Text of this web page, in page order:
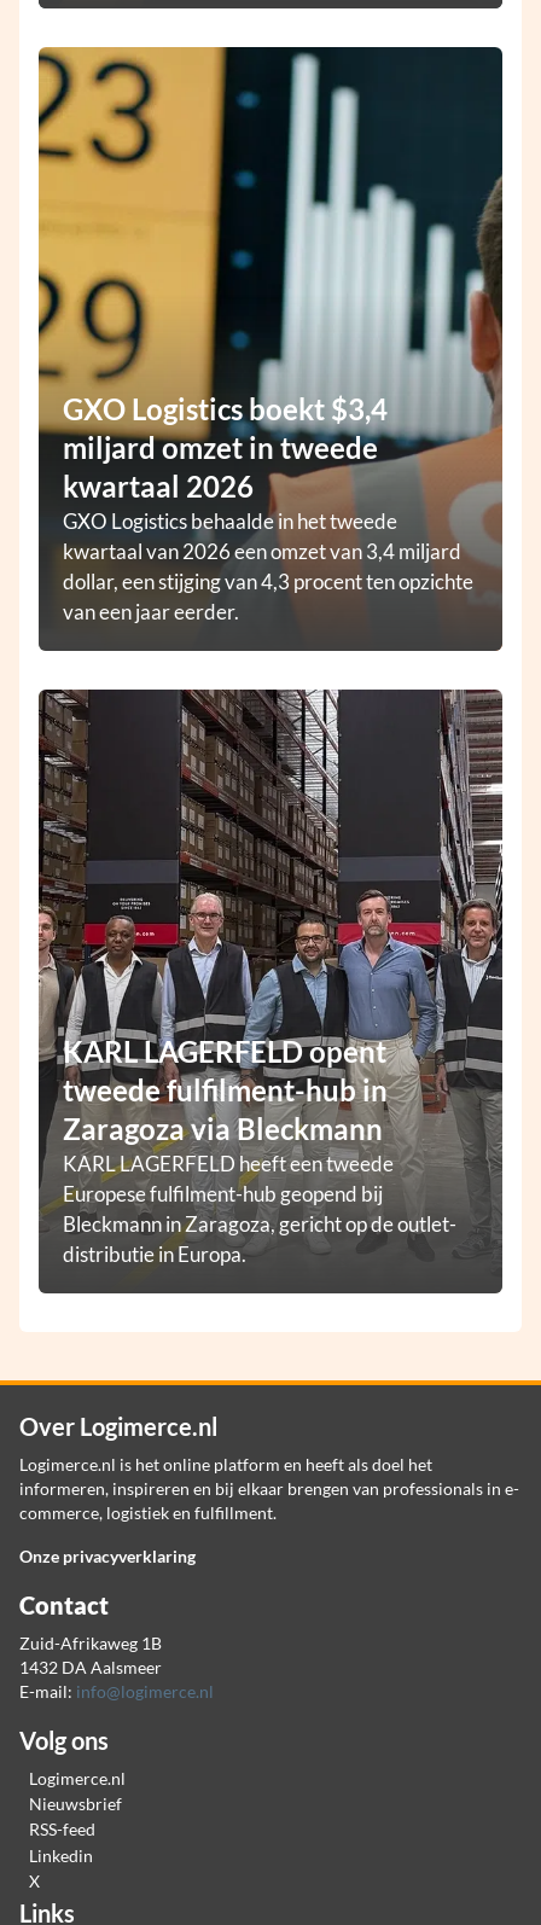
GXO Logistics boekt $3,4
miljard omzet in tweede
kwartaal 2026
GXO Logistics behaalde in het tweede
kwartaal van 2026 een omzet van 3,4 miljard
dollar, een stijging van 4,3 procent ten opzichte
van een jaar eerder.
KARL LAGERFELD opent
tweede fulfilment-hub in
Zaragoza via Bleckmann
KARL LAGERFELD heeft een tweede
Europese fulfilment-hub geopend bij
Bleckmann in Zaragoza, gericht op de outlet-
distributie in Europa.
Over Logimerce.nl
Logimerce.nl is het online platform en heeft als doel het
informeren, inspireren en bij elkaar brengen van professionals in e-
commerce, logistiek en fulfillment.
Onze privacyverklaring
Contact
Zuid-Afrikaweg 1B
1432 DA Aalsmeer
E-mail: info@logimerce.nl
Volg ons
Logimerce.nl
Nieuwsbrief
RSS-feed
Linkedin
X
Links